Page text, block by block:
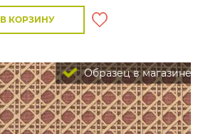
В КОРЗИНУ
Образец в магазине